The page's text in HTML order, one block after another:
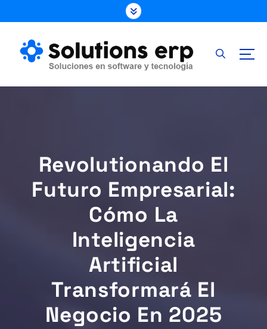
k
c
Revolutionando El
Futuro Empresarial:
Cómo La
Inteligencia
Artificial
Transformará El
Negocio En 2025